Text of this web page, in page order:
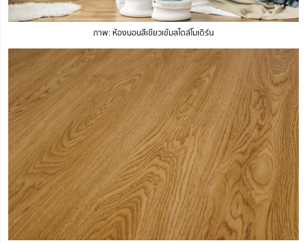
ภาพ: ห้องนอนสีเขียวเข้มสไตล์โมเดิร์น